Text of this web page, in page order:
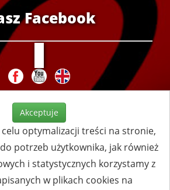
Facebook
Akceptuje
optymalizacji treści na stronie,
potrzeb użytkownika, jak również
i statystycznych korzystamy z
w plikach cookies na